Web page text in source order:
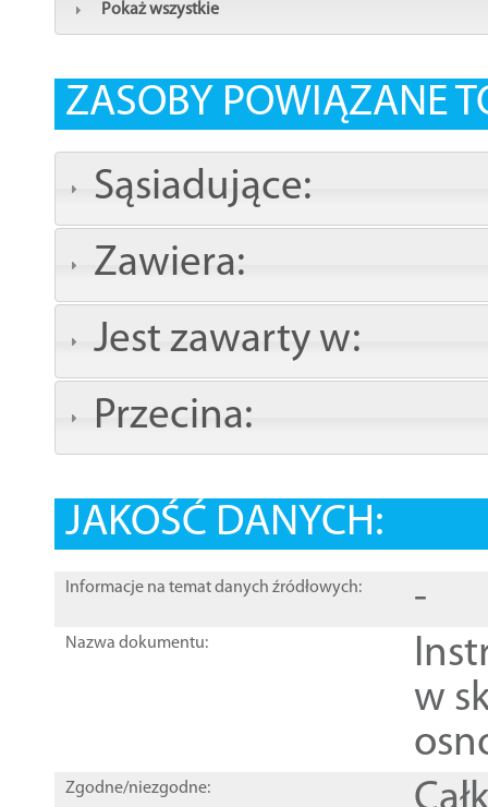
Pokaż wszystkie
ZASOBY POWIĄZANE
Sąsiadujące:
Zawiera:
Jest zawarty w:
Przecina:
JAKOŚĆ DANYCH:
Informacje na temat danych źródłowych: -
Nazwa dokumentu:
w
Zgodne/niezgodne: